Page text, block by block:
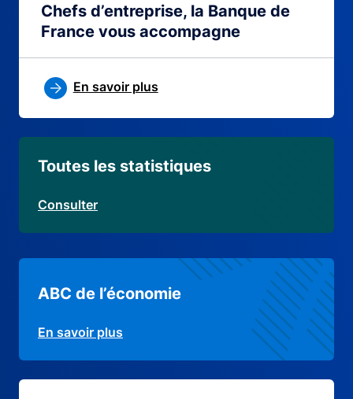
Chefs d’entreprise, la Banque de
France vous accompagne
En savoir plus
Toutes les statistiques
Consulter
ABC de l’économie
En savoir plus